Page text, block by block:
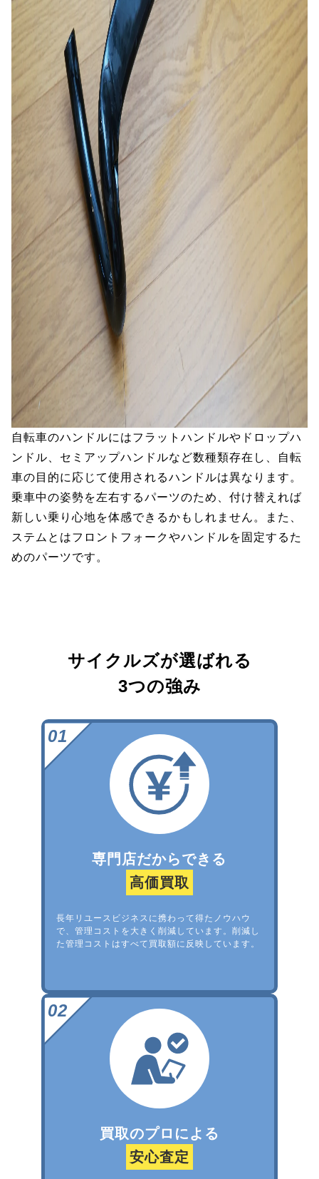
自転車のハンドルにはフラットハンドルやドロップハ
ンドル、セミアップハンドルなど数種類存在し、自転
車の目的に応じて使用されるハンドルは異なります。
乗車中の姿勢を左右するパーツのため、付け替えれば
新しい乗り心地を体感できるかもしれません。また、
ステムとはフロントフォークやハンドルを固定するた
めのパーツです。
サイクルズが選ばれる
3つの強み
専門店だからできる
高価買取
長年リユースビジネスに携わって得たノウハウ
で、管理コストを大きく削減しています。削減し
た管理コストはすべて買取額に反映しています。
買取のプロによる
安心査定